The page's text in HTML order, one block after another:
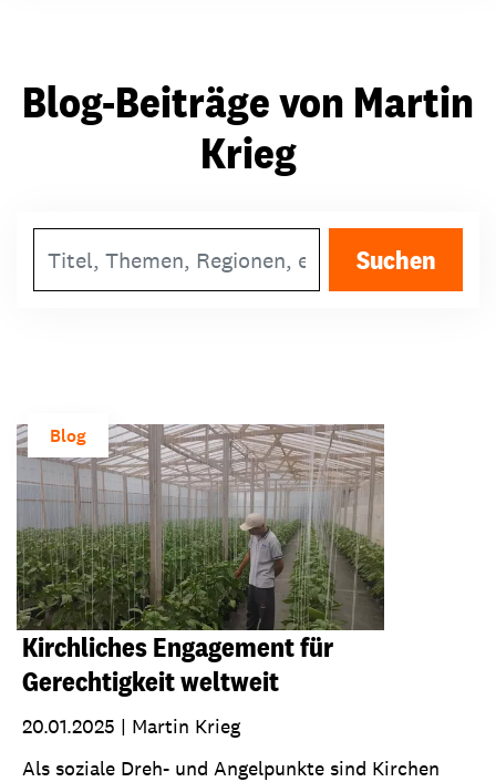
Blog-Beiträge von Martin
Krieg
Suchen
Blog
Kirchliches Engagement für
Gerechtigkeit weltweit
20.01.2025 | Martin Krieg
Als soziale Dreh- und Angelpunkte sind Kirchen